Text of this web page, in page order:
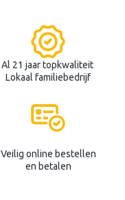
Al 21 jaar topkwaliteit
Lokaal familiebedrijf
Veilig online bestellen
en betalen